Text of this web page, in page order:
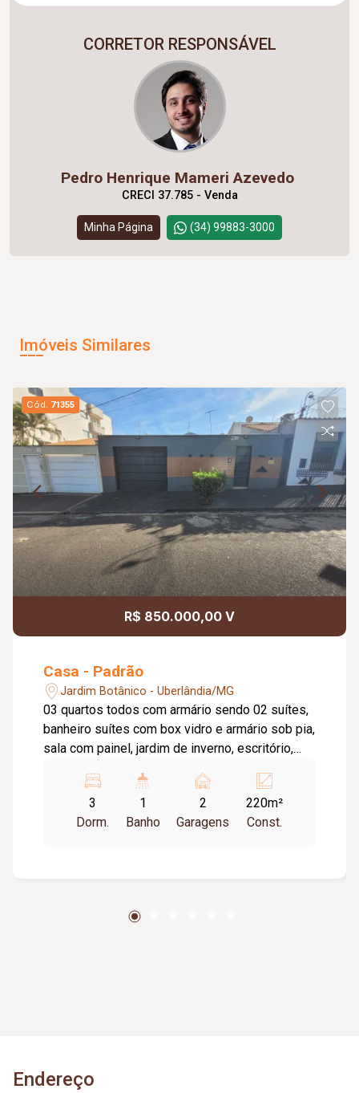
CORRETOR RESPONSÁVEL
Pedro Henrique Mameri Azevedo
CRECI 37.785 - Venda
Minha Página (34) 99883-3000
Imóveis Similares
Cód. 71355
R$ 850.000,00 V
Casa - Padrão
Jardim Botânico - Uberlândia/MG
03 quartos todos com armário sendo 02 suítes,
banheiro suítes com box vidro e armário sob pia,
sala com painel, jardim de inverno, escritório,
box vidro e armário sob pia, área de serviço com
armário, espaço gourmet com churrasqueira,
piscina aquecida, garagem 02 carros
3
Dorm.
1
Banho
2
Garagens
220m²
Const.
Endereço